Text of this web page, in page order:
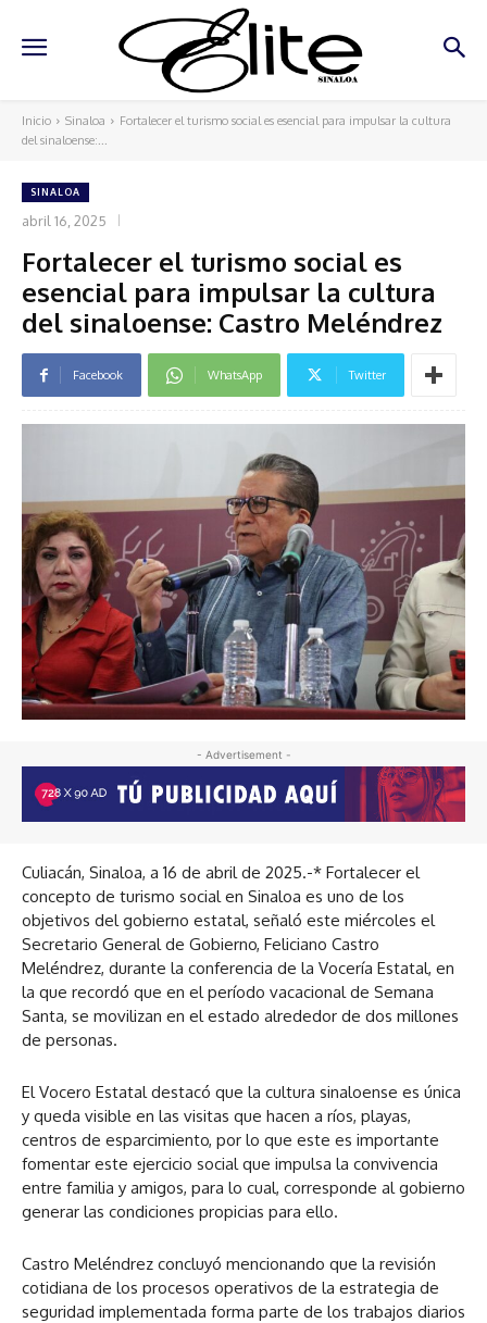
Inicio Sinaloa
Fortalecer el turismo social es esencial para impulsar la cultura
del sinaloense:...
SINALOA
abril 16, 2025
Fortalecer el turismo social es
esencial para impulsar la cultura
del sinaloense: Castro Meléndrez
Facebook WhatsApp Twitter
- Advertisement -
Culiacán, Sinaloa, a 16 de abril de 2025.-* Fortalecer el
concepto de turismo social en Sinaloa es uno de los
objetivos del gobierno estatal, señaló este miércoles el
Secretario General de Gobierno, Feliciano Castro
Meléndrez, durante la conferencia de la Vocería Estatal, en
la que recordó que en el período vacacional de Semana
Santa, se movilizan en el estado alrededor de dos millones
de personas.
El Vocero Estatal destacó que la cultura sinaloense es única
y queda visible en las visitas que hacen a ríos, playas,
centros de esparcimiento, por lo que este es importante
fomentar este ejercicio social que impulsa la convivencia
entre familia y amigos, para lo cual, corresponde al gobierno
generar las condiciones propicias para ello.
Castro Meléndrez concluyó mencionando que la revisión
cotidiana de los procesos operativos de la estrategia de
seguridad implementada forma parte de los trabajos diarios